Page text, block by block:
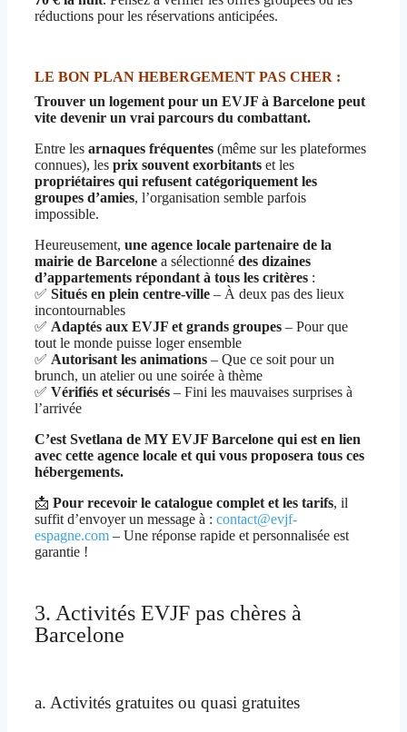
réductions pour les réservations anticipées.
LE BON PLAN HEBERGEMENT PAS CHER :
Trouver un logement pour un EVJF à Barcelone peut
vite devenir un vrai parcours du combattant.
Entre les arnaques fréquentes (même sur les plateformes
connues), les prix souvent exorbitants et les
propriétaires qui refusent catégoriquement les
groupes d’amies, l’organisation semble parfois
impossible.
Heureusement, une agence locale partenaire de la
mairie de Barcelone a sélectionné des dizaines
d’appartements répondant à tous les critères :
✅ Situés en plein centre-ville – À deux pas des lieux
incontournables
✅ Adaptés aux EVJF et grands groupes – Pour que
tout le monde puisse loger ensemble
✅ Autorisant les animations – Que ce soit pour un
brunch, un atelier ou une soirée à thème
✅ Vérifiés et sécurisés – Fini les mauvaises surprises à
l’arrivée
C’est Svetlana de MY EVJF Barcelone qui est en lien
avec cette agence locale et qui vous proposera tous ces
hébergements.
📩 Pour recevoir le catalogue complet et les tarifs, il
suffit d’envoyer un message à : contact@evjf-
espagne.com – Une réponse rapide et personnalisée est
garantie !
3. Activités EVJF pas chères à
Barcelone
a. Activités gratuites ou quasi gratuites